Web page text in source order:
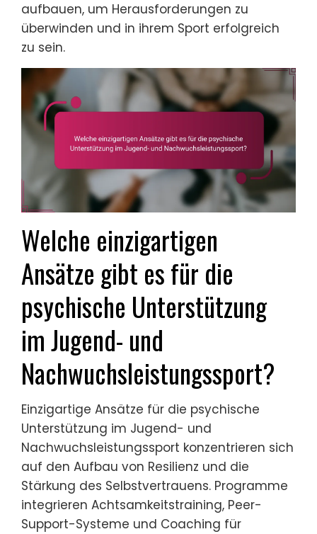
aufbauen, um Herausforderungen zu
überwinden und in ihrem Sport erfolgreich
zu sein.
Welche einzigartigen
Ansätze gibt es für die
psychische Unterstützung
im Jugend- und
Nachwuchsleistungssport?
Einzigartige Ansätze für die psychische
Unterstützung im Jugend- und
Nachwuchsleistungssport konzentrieren sich
auf den Aufbau von Resilienz und die
Stärkung des Selbstvertrauens. Programme
integrieren Achtsamkeitstraining, Peer-
Support-Systeme und Coaching für